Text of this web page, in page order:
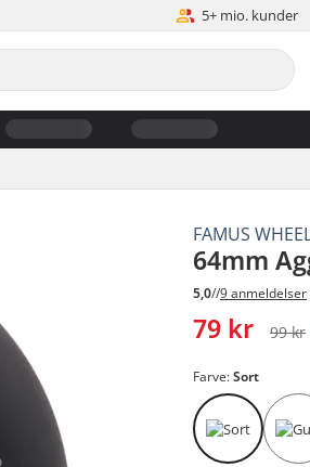
5+ mio. kunder
FAMUS
64mm
5,0//9 anmeldelser
79 kr 99 kr
Farve:Sort